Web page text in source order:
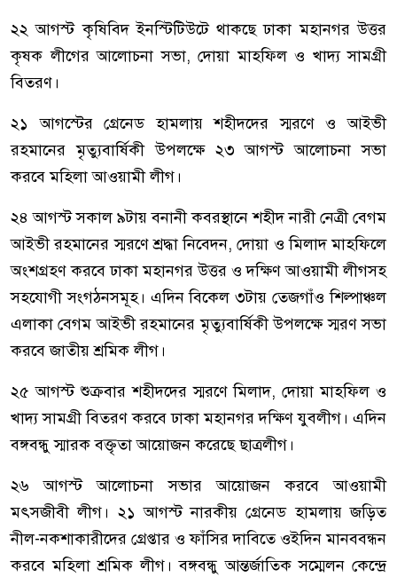
২২ আগস্ট কৃষিবিদ ইনস্টিটিউটে থাকছে ঢাকা মহানগর উত্তর
কৃষক লীগের আলোচনা সভা, দোয়া মাহফিল ও খাদ্য সামগ্রী
বিতরণ।
২১ আগস্টের গ্রেনেড হামলায় শহীদদের স্মরণে ও আইভী
রহমানের মৃত্যুবার্ষিকী উপলক্ষে ২৩ আগস্ট আলোচনা সভা
করবে মহিলা আওয়ামী লীগ।
২৪ আগস্ট সকাল ৯টায় বনানী কবরস্থানে শহীদ নারী নেত্রী বেগম
আইভী রহমানের স্মরণে শ্রদ্ধা নিবেদন, দোয়া ও মিলাদ মাহফিলে
অংশগ্রহণ করবে ঢাকা মহানগর উত্তর ও দক্ষিণ আওয়ামী লীগসহ
সহযোগী সংগঠনসমূহ। এদিন বিকেল ৩টায় তেজগাঁও শিল্পাঞ্চল
এলাকা বেগম আইভী রহমানের মৃত্যুবার্ষিকী উপলক্ষে স্মরণ সভা
করবে জাতীয় শ্রমিক লীগ।
২৫ আগস্ট শুক্রবার শহীদদের স্মরণে মিলাদ, দোয়া মাহফিল ও
খাদ্য সামগ্রী বিতরণ করবে ঢাকা মহানগর দক্ষিণ যুবলীগ। এদিন
বঙ্গবন্ধু স্মারক বক্তৃতা আয়োজন করেছে ছাত্রলীগ।
২৬ আগস্ট আলোচনা সভার আয়োজন করবে আওয়ামী
মৎসজীবী লীগ। ২১ আগস্ট নারকীয় গ্রেনেড হামলায় জড়িত
নীল-নকশাকারীদের গ্রেপ্তার ও ফাঁসির দাবিতে ওইদিন মানববন্ধন
করবে মহিলা শ্রমিক লীগ। বঙ্গবন্ধু আন্তর্জাতিক সম্মেলন কেন্দ্রে